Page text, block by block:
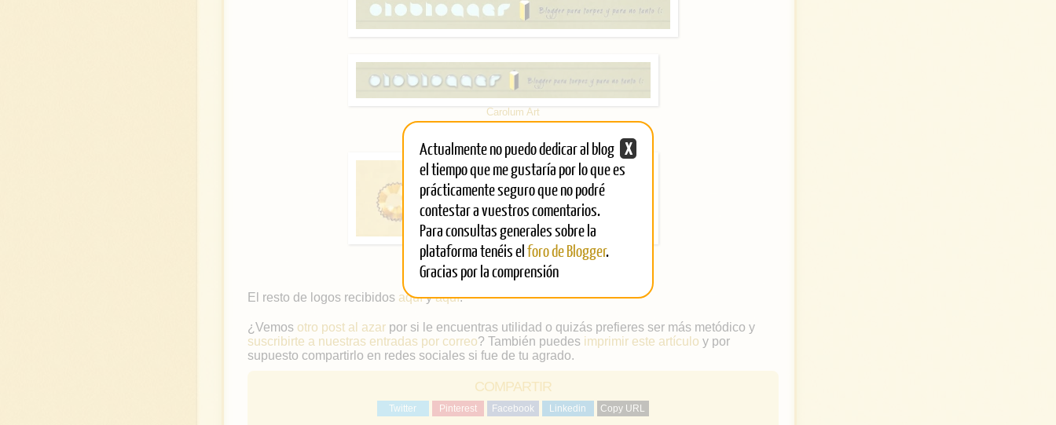
Carolum Art
Una seguidora
El resto de logos recibidos aquíyaquí.
¿Vemos otro post al azar por si le encuentras utilidad o quizás prefieres ser más metódico y
suscribirte a nuestras entradas por correo? También puedes imprimir este artículo y por
supuesto compartirlo en redes sociales si fue de tu agrado.
COMPARTIR
Twitter Pinterest Facebook Linkedin Copy URL
X
Actualmente no puedo dedicar al blog
el tiempo que me gustaría por lo que es
prácticamente seguro que no podré
contestar a vuestros comentarios.
Para consultas generales sobre la
plataforma tenéis elforo de Blogger.
Gracias por la comprensión